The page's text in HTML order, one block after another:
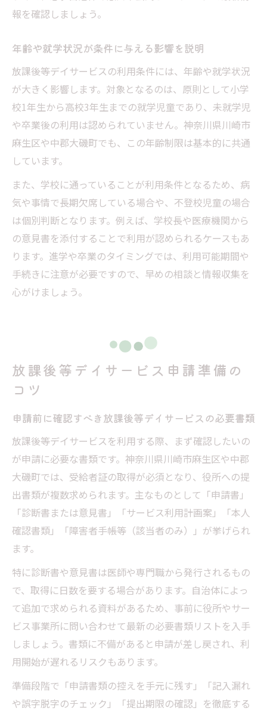
報を確認しましょう。
年齢や就学状況が条件に与える影響を説明
放課後等デイサービスの利用条件には、年齢や就学状況
が大きく影響します。対象となるのは、原則として小学
校1年生から高校3年生までの就学児童であり、未就学児
や卒業後の利用は認められていません。神奈川県川崎市
麻生区や中郡大磯町でも、この年齢制限は基本的に共通
しています。
また、学校に通っていることが利用条件となるため、病
気や事情で長期欠席している場合や、不登校児童の場合
は個別判断となります。例えば、学校長や医療機関から
の意見書を添付することで利用が認められるケースもあ
ります。進学や卒業のタイミングでは、利用可能期間や
手続きに注意が必要ですので、早めの相談と情報収集を
心がけましょう。
放課後等デイサービス申請準備の
コツ
申請前に確認すべき放課後等デイサービスの必要書類
放課後等デイサービスを利用する際、まず確認したいの
が申請に必要な書類です。神奈川県川崎市麻生区や中郡
大磯町では、受給者証の取得が必須となり、役所への提
出書類が複数求められます。主なものとして「申請書」
「診断書または意見書」「サービス利用計画案」「本人
確認書類」「障害者手帳等（該当者のみ）」が挙げられ
ます。
特に診断書や意見書は医師や専門職から発行されるもの
で、取得に日数を要する場合があります。自治体によっ
て追加で求められる資料があるため、事前に役所やサー
ビス事業所に問い合わせて最新の必要書類リストを入手
しましょう。書類に不備があると申請が差し戻され、利
用開始が遅れるリスクもあります。
準備段階で「申請書類の控えを手元に残す」「記入漏れ
や誤字脱字のチェック」「提出期限の確認」を徹底する